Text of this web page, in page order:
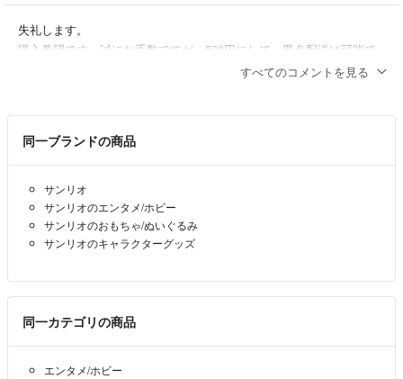
失礼します。
購入希望です。誠にお手数ですが、500円にして、匿名配送は可能で
すべてのコメントを見る
同一ブランドの商品
サンリオ
サンリオのエンタメ/ホビー
サンリオのおもちゃ/ぬいぐるみ
サンリオのキャラクターグッズ
同一カテゴリの商品
エンタメ/ホビー